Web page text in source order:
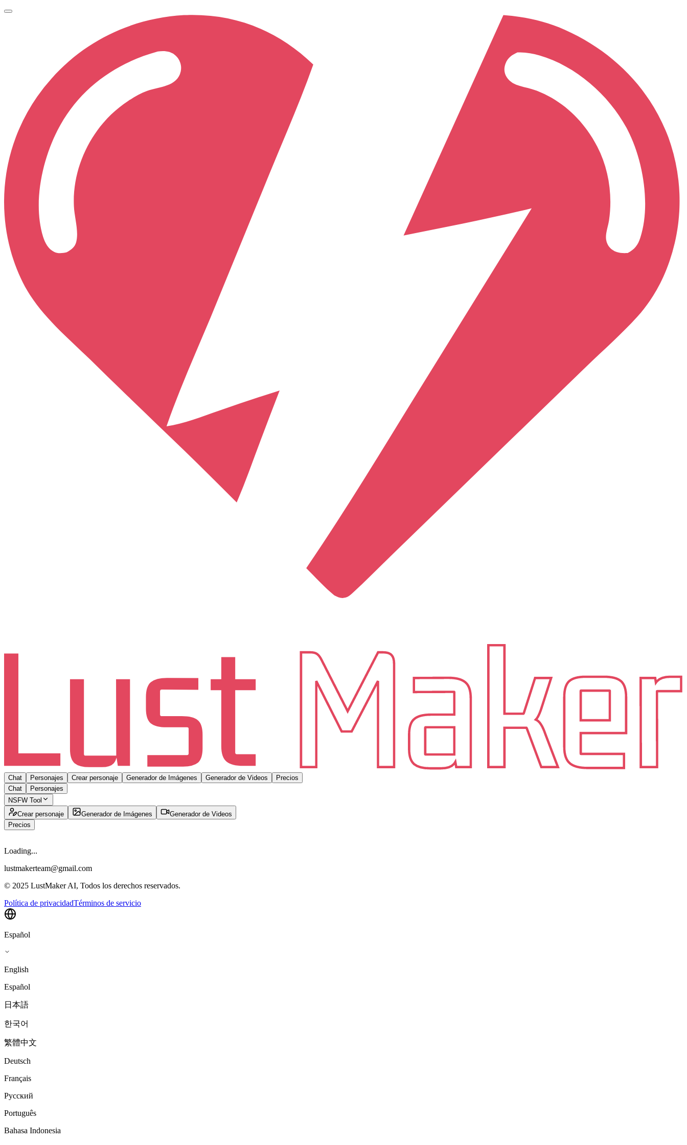
Chat Personajes Crear personaje Generador de Imágenes Generador de Videos
Precios
Chat
Personajes
NSFW Tool
Crear personaje
Generador de Imágenes
Generador de Videos
Precios
Loading...
lustmakerteam@gmail.com
© 2025 LustMaker AI, Todos los derechos reservados.
Política de privacidadTérminos de servicio
Español
English
Español
日本語
한국어
繁體中文
Deutsch
Français
Русский
Português
Bahasa Indonesia